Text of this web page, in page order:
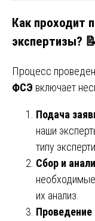
Как проходит
экспертизы?
Процесс
ФСЭ включает
Подача
наши
типу
Сбор и
их анализ.
Проведение